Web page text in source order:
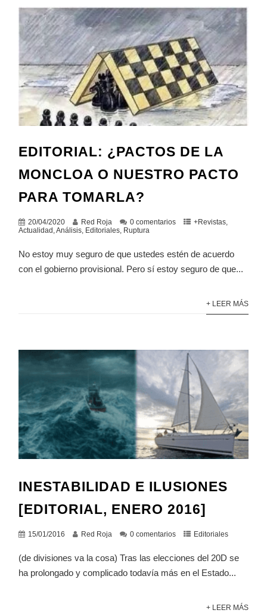
EDITORIAL: ¿PACTOS DE LA
MONCLOA O NUESTRO PACTO
PARA TOMARLA?
20/04/2020 Red Roja 0 comentarios +Revistas,
Actualidad ,Análisis, Editoriales, Ruptura
No estoy muy seguro de que ustedes estén de acuerdo
con el gobierno provisional. Pero sí estoy seguro de que...
+ LEER MÁS
INESTABILIDAD E ILUSIONES
[EDITORIAL, ENERO 2016]
15/01/2016 Red Roja 0 comentarios Editoriales
(de divisiones va la cosa) Tras las elecciones del 20D se
ha prolongado y complicado todavía más en el Estado...
+ LEER MÁS